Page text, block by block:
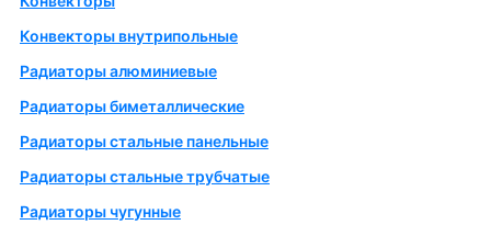
Конвекторы внутрипольные
Радиаторы алюминиевые
Радиаторы биметаллические
Радиаторы стальные панельные
Радиаторы стальные трубчатые
Радиаторы чугунные